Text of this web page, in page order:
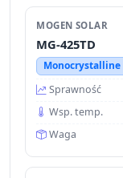
MOGEN SOLAR
MG-425TD
Monocrystalline
Sprawność
Wsp. temp.
Waga